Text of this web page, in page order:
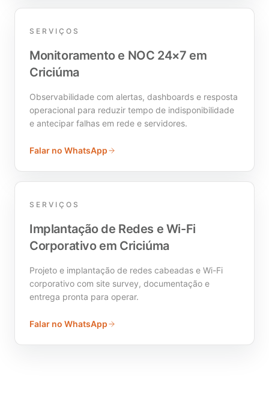
SERVIÇOS
Monitoramento e NOC 24×7 em
Criciúma
Observabilidade com alertas, dashboards e resposta
operacional para reduzir tempo de indisponibilidade
e antecipar falhas em rede e servidores.
Falar no WhatsApp
SERVIÇOS
Implantação de Redes e Wi-Fi
Corporativo em Criciúma
Projeto e implantação de redes cabeadas e Wi-Fi
corporativo com site survey, documentação e
entrega pronta para operar.
Falar no WhatsApp